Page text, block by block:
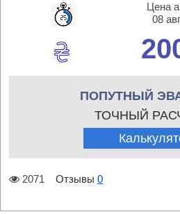
Цена
08
ПОПУТНЫЙ
ТОЧНЫЙ
2071 Отзывы 0